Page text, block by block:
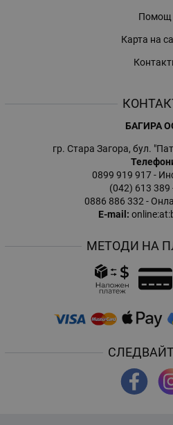
Помощ
Карта на
БАГИРА
гр. Стара Загора, бул.
0899 919 917-
(042) 613 389
0886 886 332 -
E-mail:
МЕТОДИ НА